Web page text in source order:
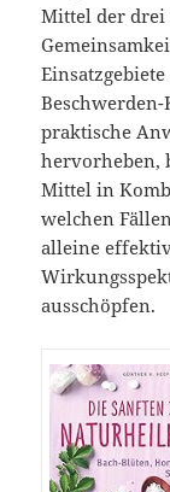
Mittel der drei
praktische
hervorheben,
Mittel in
welchen
alleine
ausschöpfen.